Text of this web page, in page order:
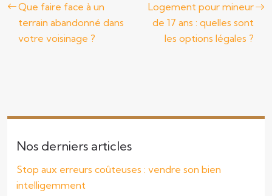
Que faire face à un
terrain abandonné dans
votre voisinage ?
Logement pour mineur
de 17 ans : quelles sont
les options légales ?
Nos derniers articles
Stop aux erreurs coûteuses : vendre son bien
intelligemment